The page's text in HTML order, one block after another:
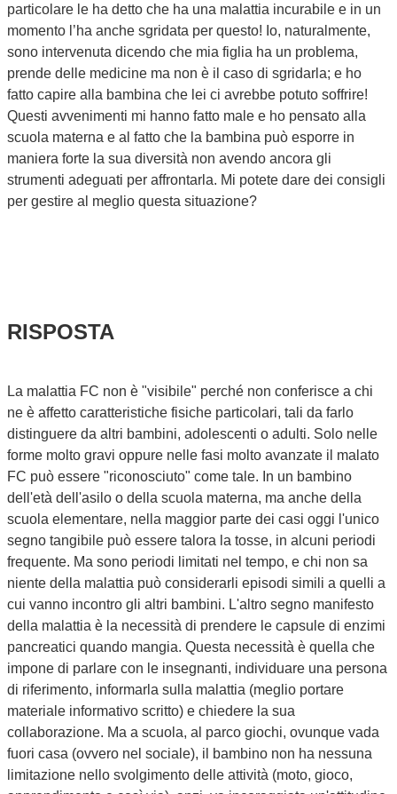
particolare le ha detto che ha una malattia incurabile e in un
momento l’ha anche sgridata per questo! Io, naturalmente,
sono intervenuta dicendo che mia figlia ha un problema,
prende delle medicine ma non è il caso di sgridarla; e ho
fatto capire alla bambina che lei ci avrebbe potuto soffrire!
Questi avvenimenti mi hanno fatto male e ho pensato alla
scuola materna e al fatto che la bambina può esporre in
maniera forte la sua diversità non avendo ancora gli
strumenti adeguati per affrontarla. Mi potete dare dei consigli
per gestire al meglio questa situazione?
RISPOSTA
La malattia FC non è "visibile" perché non conferisce a chi
ne è affetto caratteristiche fisiche particolari, tali da farlo
distinguere da altri bambini, adolescenti o adulti. Solo nelle
forme molto gravi oppure nelle fasi molto avanzate il malato
FC può essere "riconosciuto" come tale. In un bambino
dell'età dell'asilo o della scuola materna, ma anche della
scuola elementare, nella maggior parte dei casi oggi l'unico
segno tangibile può essere talora la tosse, in alcuni periodi
frequente. Ma sono periodi limitati nel tempo, e chi non sa
niente della malattia può considerarli episodi simili a quelli a
cui vanno incontro gli altri bambini. L'altro segno manifesto
della malattia è la necessità di prendere le capsule di enzimi
pancreatici quando mangia. Questa necessità è quella che
impone di parlare con le insegnanti, individuare una persona
di riferimento, informarla sulla malattia (meglio portare
materiale informativo scritto) e chiedere la sua
collaborazione. Ma a scuola, al parco giochi, ovunque vada
fuori casa (ovvero nel sociale), il bambino non ha nessuna
limitazione nello svolgimento delle attività (moto, gioco,